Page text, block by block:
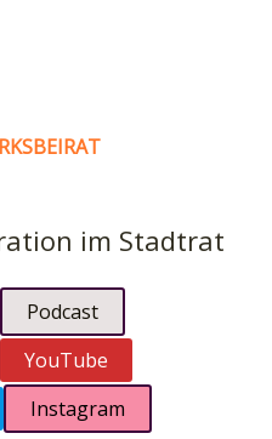
im Stadtrat
Podcast
YouTube
Instagram